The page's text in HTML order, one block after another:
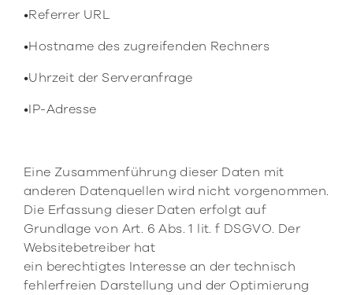
•Referrer URL
•Hostname des zugreifenden Rechners
•Uhrzeit der Serveranfrage
•IP-Adresse
Eine Zusammenführung dieser Daten mit
anderen Datenquellen wird nicht vorgenommen.
Die Erfassung dieser Daten erfolgt auf
Grundlage von Art. 6 Abs. 1 lit. f DSGVO. Der
Websitebetreiber hat
ein berechtigtes Interesse an der technisch
fehlerfreien Darstellung und der Optimierung